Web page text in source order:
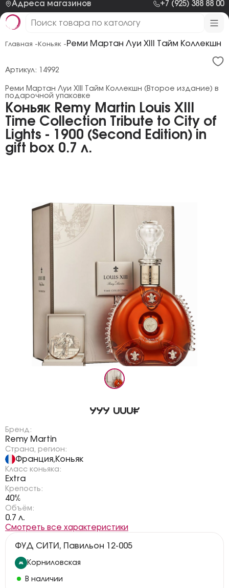
Адреса магазинов +7 (925) 388 88 00
Главная - Коньяк - Реми Мартан Луи ХIII Тайм Коллекшн
Коньяк Remy Martin Louis XIII
Time Collection Tribute to City of
Lights - 1900 (Second Edition) in
gift box 0.7 л.
Реми Мартан Луи ХIII Тайм Коллекшн (Второе издание) в
подарочной упаковке
Артикул: 14992
999 000₽
Бренд:
Remy Martin
Страна, регион:
Франция,Коньяк
Класс коньяка:
Extra
Крепость:
40%
Объём:
0.7 л.
Смотреть все характеристики
ФУД СИТИ, Павильон 12-005
Корниловская
В наличии